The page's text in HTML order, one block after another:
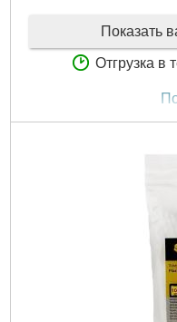
Показать
Отгрузка в